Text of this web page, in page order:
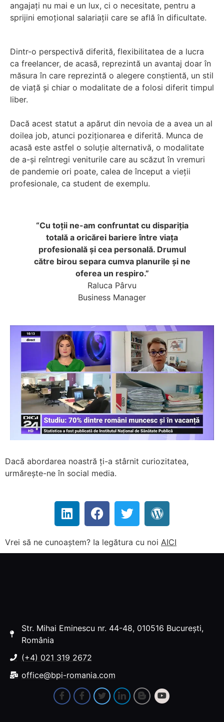
angajați nu mai e un lux, ci o necesitate, pentru a
sprijini emoțional salariații care se află în dificultate.
Dintr-o perspectivă diferită, flexibilitatea de a lucra
ca freelancer, de acasă, reprezintă un avantaj doar în
măsura în care reprezintă o alegere conștientă, un stil
de viață și chiar o modalitate de a folosi diferit timpul
liber.
Dacă acest statut a apărut din nevoia de a avea un al
doilea job, atunci poziționarea e diferită. Munca de
acasă este astfel o soluție alternativă, o modalitate
de a-și reîntregi veniturile care au scăzut în vremuri
de pandemie ori poate, calea de început a vieții
profesionale, ca student de exemplu.
“Cu toții ne-am confruntat cu dispariția
totală a oricărei bariere între viața
profesională și cea personală. Drumul
către birou separa cumva planurile și ne
oferea un respiro.”
Raluca Pârvu
Business Manager
Dacă abordarea noastră ți-a stârnit curiozitatea,
urmărește-ne în social media.
Vrei să ne cunoaștem? Ia legătura cu noi AICI
Str. Mihai Eminescu nr. 44-48, 010516 București,
România
(+4) 021 319 2672
office@bpi-romania.com